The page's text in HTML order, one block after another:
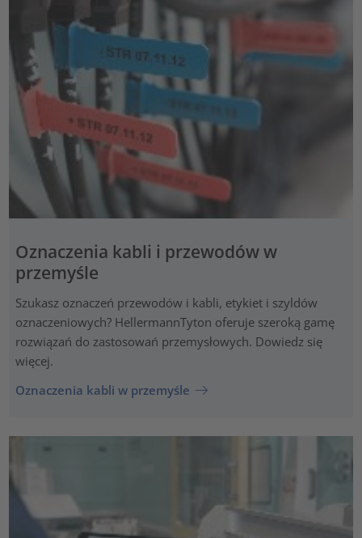
Oznaczenia kabli i przewodów w
przemyśle
Szukasz oznaczeń przewodów i kabli, etykiet i szyldów
oznaczeniowych? HellermannTyton oferuje szeroką gamę
rozwiązań do zastosowań przemysłowych. Dowiedz się
więcej.
Oznaczenia kabli w przemyśle